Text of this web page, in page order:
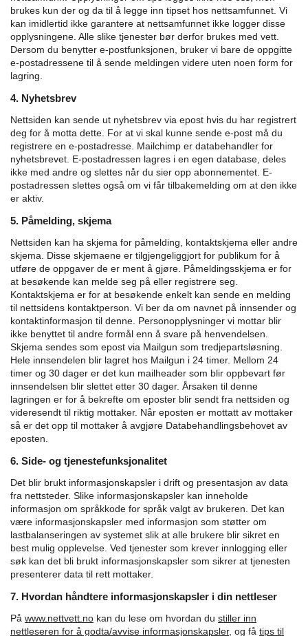
brukes kun der og da til å legge inn tipset hos nettsamfunnet. Vi
kan imidlertid ikke garantere at nettsamfunnet ikke logger disse
opplysningene. Alle slike tjenester bør derfor brukes med vett.
Dersom du benytter e-postfunksjonen, bruker vi bare de oppgitte
e-postadressene til å sende meldingen videre uten noen form for
lagring.
4. Nyhetsbrev
Nettsiden kan sende ut nyhetsbrev via epost hvis du har registrert
deg for å motta dette. For at vi skal kunne sende e-post må du
registrere en e-postadresse. Mailchimp er databehandler for
nyhetsbrevet. E-postadressen lagres i en egen database, deles
ikke med andre og slettes når du sier opp abonnementet. E-
postadressen slettes også om vi får tilbakemelding om at den ikke
er aktiv.
5. Påmelding, skjema
Nettsiden kan ha skjema for påmelding, kontaktskjema eller andre
skjema. Disse skjemaene er tilgjengeliggjort for publikum for å
utføre de oppgaver de er ment å gjøre. Påmeldingsskjema er for
at besøkende kan melde seg på eller registrere seg.
Kontaktskjema er for at besøkende enkelt kan sende en melding
til nettsidens kontaktperson. Vi ber da om navnet på innsender og
kontaktinformasjon til denne. Personopplysninger vi mottar blir
ikke benyttet til andre formål enn å svare på henvendelsen.
Skjema sendes som epost via Mailgun som tredjepartsløsning.
Hele innsendelen blir lagret hos Mailgun i 24 timer. Mellom 24
timer og 30 dager er det kun mailheader som blir oppbevart før
innsendelsen blir slettet etter 30 dager. Årsaken til denne
lagringen er for å bekrefte om eposter blir sendt fra nettsiden og
videresendt til riktig mottaker. Når eposten er mottatt av mottaker
så er det opp til mottaker å avgjøre Databehandlingsbehovet av
eposten.
6. Side- og tjenestefunksjonalitet
Det blir brukt informasjonskapsler i drift og presentasjon av data
fra nettsteder. Slike informasjonskapsler kan inneholde
informasjon om språkkode for språk valgt av brukeren. Det kan
være informasjonskapsler med informasjon som støtter om
lastbalanseringen av systemet slik at alle brukere blir sikret en
best mulig opplevelse. Ved tjenester som krever innlogging eller
søk kan det bli brukt informasjonskapsler som sikrer at tjenesten
presenterer data til rett mottaker.
7. Hvordan håndtere informasjonskapsler i din nettleser
På www.nettvett.no kan du lese om hvordan du stiller inn
nettleseren for å godta/avvise informasjonskapsler, og få tips til